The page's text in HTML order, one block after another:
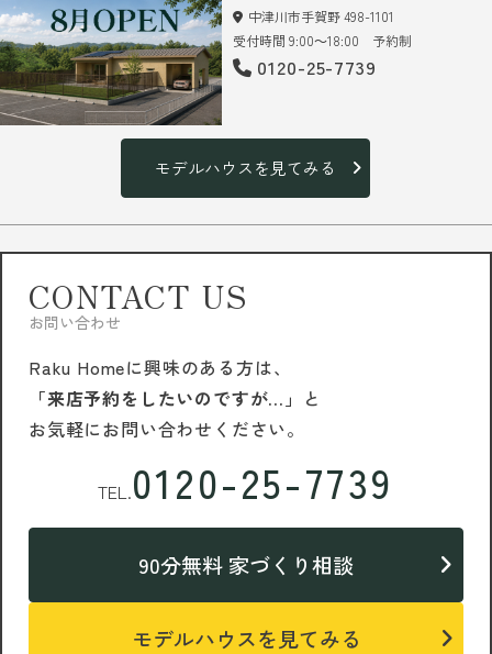
中津川市手賀野 498-1101
受付時間 9:00～18:00 予約制
0120-25-7739
モデルハウスを見てみる
CONTACT US
お問い合わせ
Raku Homeに興味のある方は、
「来店予約をしたいのですが…」 と
お気軽にお問い合わせください。
TEL.0120-25-7739
90分無料 家づくり相談
モデルハウスを見てみる